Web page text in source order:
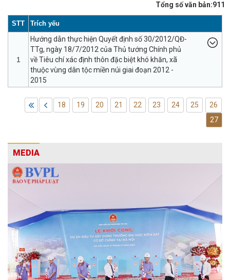
Tổng số văn bản:911
STT Trích yếu
1
Hướng dẫn thực hiện Quyết định số 30/2012/QĐ-
TTg, ngày 18/7/2012 của Thủ tướng Chính phủ
về Tiêu chí xác định thôn đặc biệt khó khăn, xã
thuộc vùng dân tộc miền núi giai đoạn 2012 -
2015
18 19 20 21 22 23 24 25
26
27
MEDIA